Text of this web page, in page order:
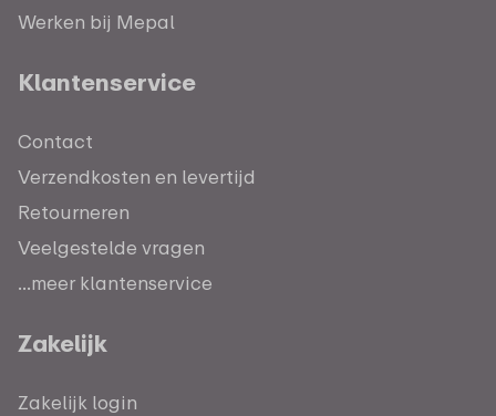
Werken bij Mepal
Klantenservice
Contact
Verzendkosten en levertijd
Retourneren
Veelgestelde vragen
...meer klantenservice
Zakelijk
Zakelijk login